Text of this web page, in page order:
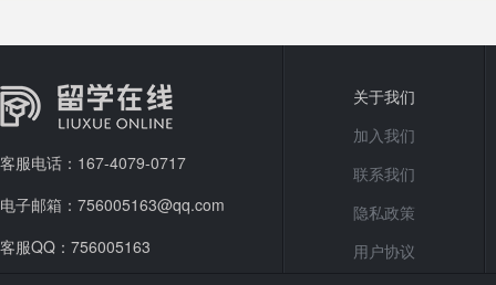
客服电话：167-4079-0717
电子邮箱：756005163@qq.com
客服QQ：756005163
关于我们
加入我们
联系我们
隐私政策
用户协议